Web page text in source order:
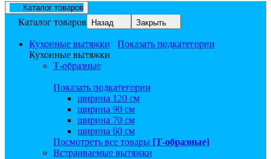
Каталог товаров
Каталог товаров Назад Закрыть
Кухонные вытяжки
Показать подкатегории
Кухонные вытяжки
Т-образные
Показать подкатегории
ширина 120 см
ширина 90 см
ширина 70 см
ширина 60 см
Посмотреть все товары [Т-образные]
Встраиваемые вытяжки